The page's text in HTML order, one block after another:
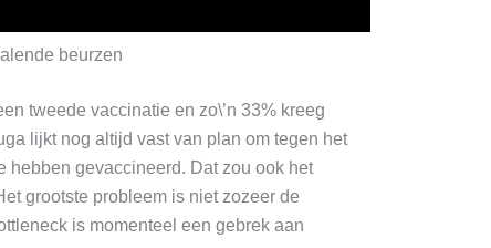
beurzen
tweede vaccinatie en zo\’n 33% kreeg
lijkt nog altijd vast van plan om tegen het
hebben gevaccineerd. Dat zou ook het
grootste probleem is niet zozeer de
is momenteel een gebrek aan